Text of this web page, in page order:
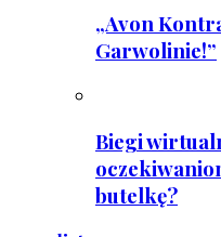
„Avon
Garwolinie!”
Biegi
butelkę?